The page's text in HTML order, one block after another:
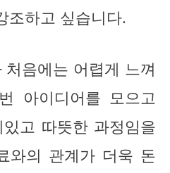
조하고 싶습니다.
음에는 어렵게 느껴
아이디어를 모으고
고 따뜻한 과정임을
와의 관계가 더욱 돈